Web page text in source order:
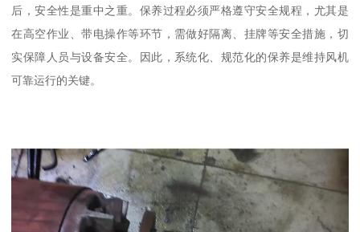
后，安全性是重中之重。保养过程必须严格遵守安全规程，尤其是
在高空作业、带电操作等环节，需做好隔离、挂牌等安全措施，切
实保障人员与设备安全。因此，系统化、规范化的保养是维持风机
可靠运行的关键。